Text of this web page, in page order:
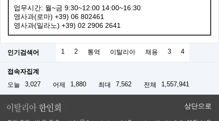
업무시간: 월~금 9:30~12:00 14:00~16:30
영사과(로마) +39) 06 802461
영사과(밀라노) +39) 02 2906 2641
인기검색어 1 2 통역 이탈리아 채용 3 4
접속자집계
오늘 3,027 어제 1,880 최대 7,562 전체 1,557,941
상단으로